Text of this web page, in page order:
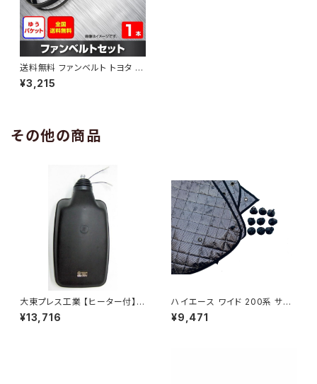
送料無料 ファンベルト トヨタ ヴ
ォクシー 型式ZRR75W H19.0
6～H19.07 （国内トップメーカ
¥3,215
その他の商品
大東プレス工業 【ヒーター付】
ハイウェイミラー R1000 326×
206 リモコン無 ヒーター付 DI-
¥13,716
ハイエース ワイド 200系 サン
シェード キャンピング 4層構造
車中泊 遮光 断熱 暑さ対策 盗
¥9,471